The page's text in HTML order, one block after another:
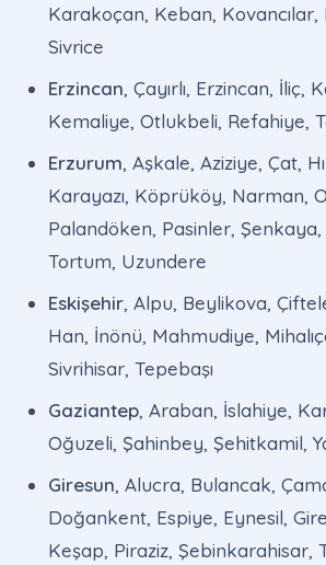
Karakoçan, Keban, Kovancılar,
Sivrice
Erzincan, Çayırlı, Erzincan, İliç,
Kemaliye, Otlukbeli, Refahiye,
Erzurum, Aşkale, Aziziye, Çat,
Karayazı, Köprüköy, Narman,
Palandöken, Pasinler,
Tortum, Uzundere
Eskişehir, Alpu, Beylikova,
Han, İnönü, Mahmudiye,
Sivrihisar, Tepebaşı
Gaziantep, Araban, İslahiye,
Oğuzeli, Şahinbey, Şehitkamil,
Giresun, Alucra, Bulancak,
Doğankent, Espiye, Eynesil,
Keşap, Piraziz, Şebinkarahisar,